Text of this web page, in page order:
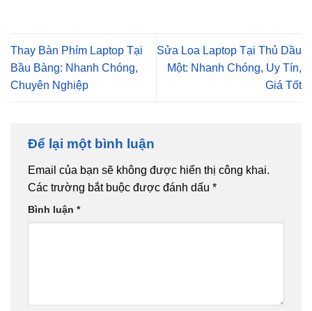
Thay Bàn Phím Laptop Tại
Bầu Bàng: Nhanh Chóng,
Chuyên Nghiệp
Sửa Loa Laptop Tại Thủ Dầu
Một: Nhanh Chóng, Uy Tín,
Giá Tốt
Để lại một bình luận
Email của bạn sẽ không được hiển thị công khai.
Các trường bắt buộc được đánh dấu *
Bình luận *